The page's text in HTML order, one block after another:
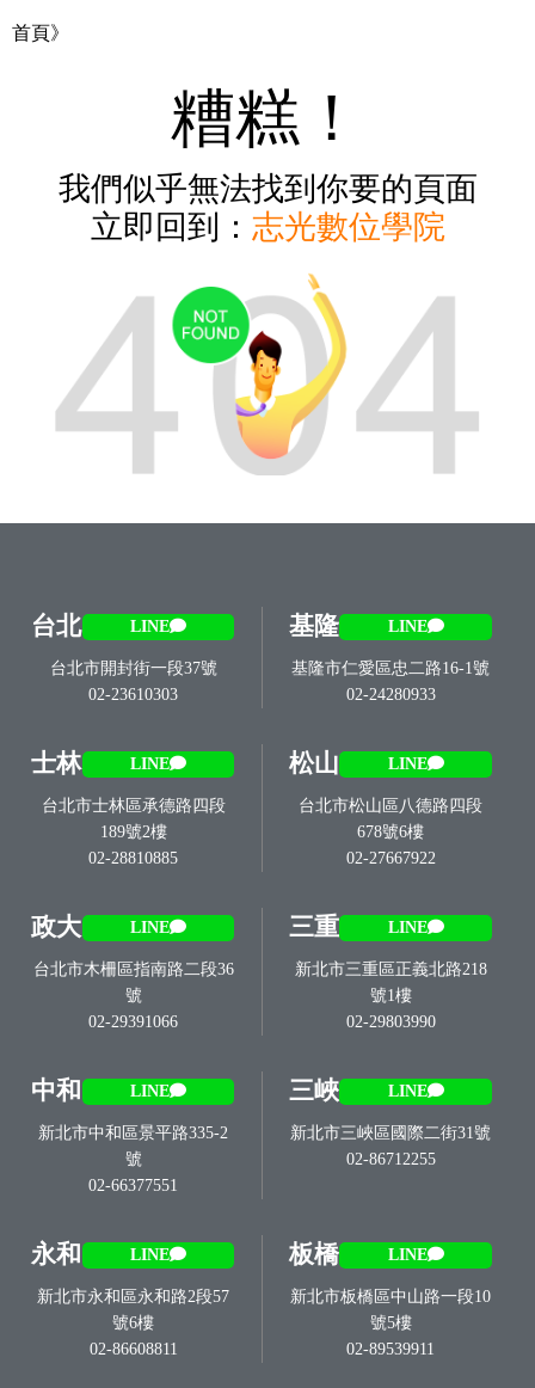
首頁》
糟糕！
我們似乎無法找到你要的頁面
立即回到： 志光數位學院
台北 LINE
台北市開封街一段37號
02-23610303
基隆 LINE
基隆市仁愛區忠二路16-1號
02-24280933
士林 LINE
台北市士林區承德路四段
189號2樓
02-28810885
松山 LINE
台北市松山區八德路四段
678號6樓
02-27667922
政大 LINE
台北市木柵區指南路二段36
號
02-29391066
三重 LINE
新北市三重區正義北路218
號1樓
02-29803990
中和 LINE
新北市中和區景平路335-2
號
02-66377551
三峽 LINE
新北市三峽區國際二街31號
02-86712255
永和 LINE
新北市永和區永和路2段57
號6樓
02-86608811
板橋 LINE
新北市板橋區中山路一段10
號5樓
02-89539911